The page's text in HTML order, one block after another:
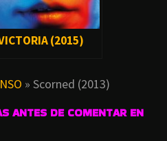
(2015)
» Scorned (2013)
ANTES DE COMENTAR EN